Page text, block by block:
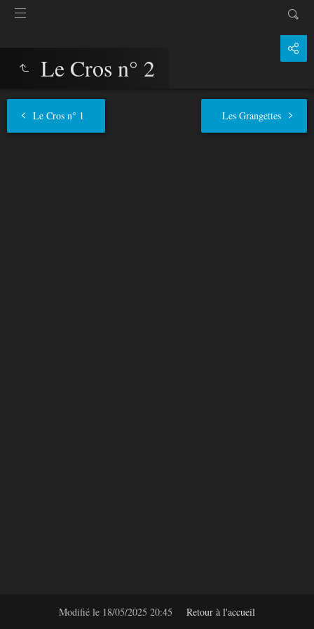
Le Cros n° 2
Le Cros n° 1 Les Grangettes
Modifié le 18/05/2025 20:45 Retour à l'accueil